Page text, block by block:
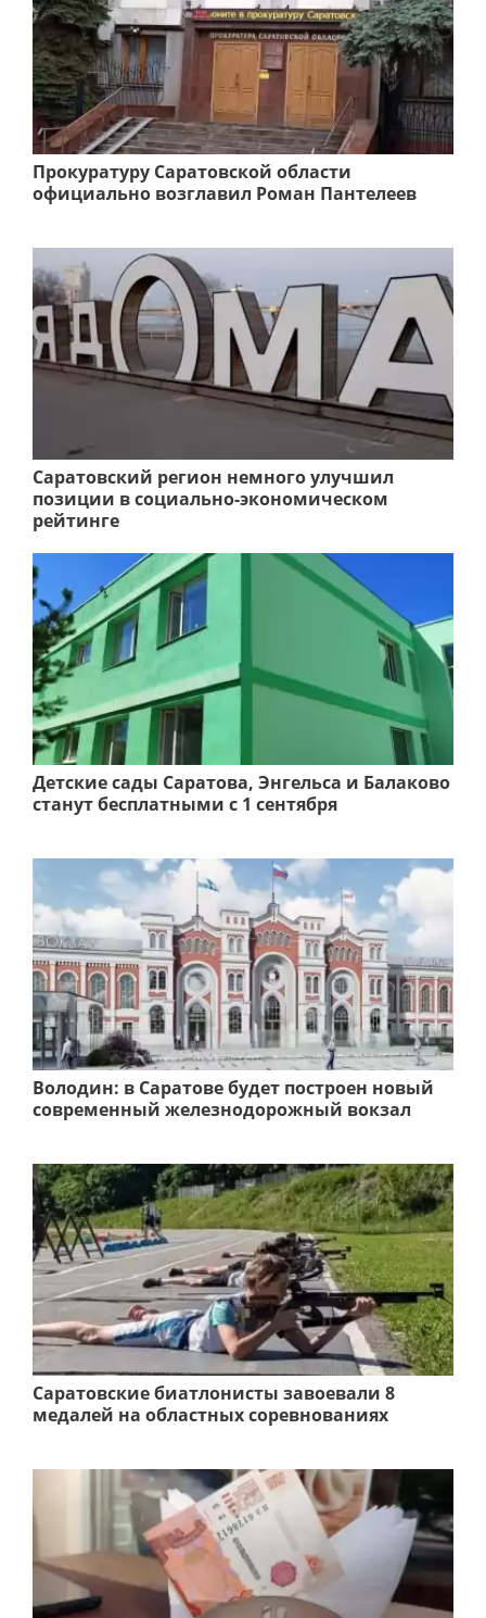
Прокуратуру Саратовской области
официально возглавил Роман Пантелеев
Саратовский регион немного улучшил
позиции в социально-экономическом
рейтинге
Детские сады Саратова, Энгельса и Балаково
станут бесплатными с 1 сентября
Володин: в Саратове будет построен новый
современный железнодорожный вокзал
Саратовские биатлонисты завоевали 8
медалей на областных соревнованиях